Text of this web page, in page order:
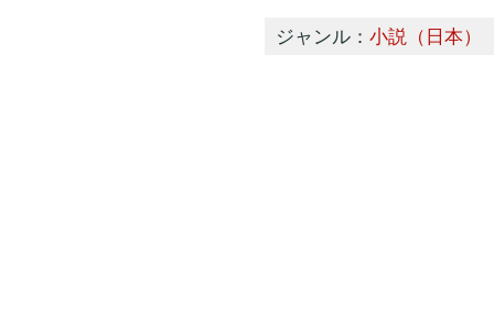
ジャンル： 小説（日本）